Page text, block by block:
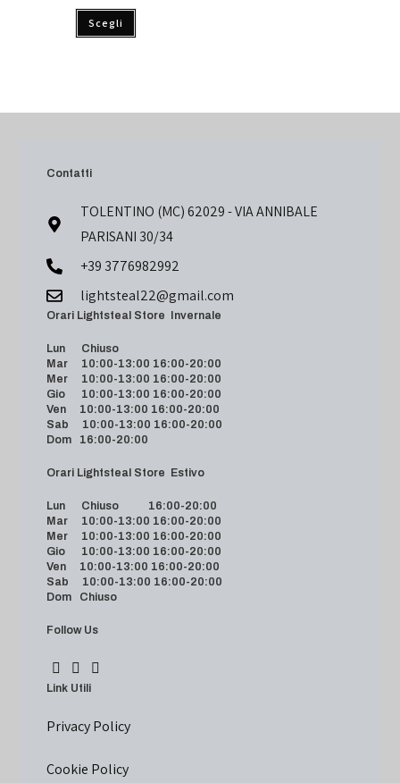
Scegli
Contatti
TOLENTINO (MC) 62029 - VIA ANNIBALE
PARISANI 30/34
+39 3776982992
lightsteal22@gmail.com
Orari Lightsteal Store Invernale
Lun Chiuso
Mar 10:00-13:00 16:00-20:00
Mer 10:00-13:00 16:00-20:00
Gio 10:00-13:00 16:00-20:00
Ven 10:00-13:00 16:00-20:00
Sab 10:00-13:00 16:00-20:00
Dom 16:00-20:00
Orari Lightsteal Store Estivo
Lun Chiuso 16:00-20:00
Mar 10:00-13:00 16:00-20:00
Mer 10:00-13:00 16:00-20:00
Gio 10:00-13:00 16:00-20:00
Ven 10:00-13:00 16:00-20:00
Sab 10:00-13:00 16:00-20:00
Dom Chiuso
Follow Us
Link Utili
Privacy Policy
Cookie Policy